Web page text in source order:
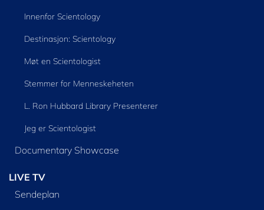
Innenfor Scientology
Destinasjon: Scientology
Møt en Scientologist
Stemmer for Menneskeheten
L. Ron Hubbard Library Presenterer
Jeg er Scientologist
Documentary Showcase
LIVE TV
Sendeplan